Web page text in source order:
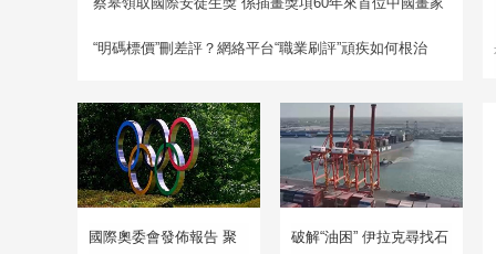
“明碼標價”刪差評？網絡平台“職業刷評”頑疾如何根治
國際奧委會發佈報告 聚
破解“油困” 伊拉克尋找石